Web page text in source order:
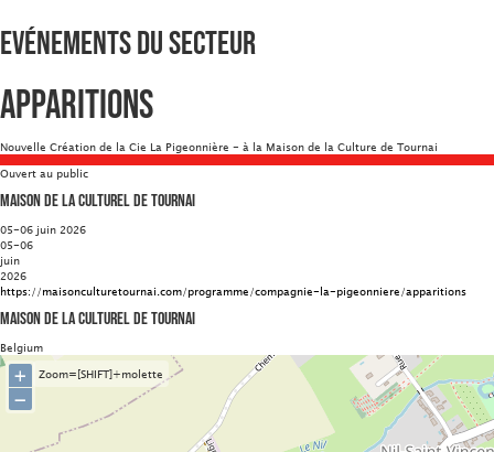
Evénements du secteur
Apparitions
Nouvelle Création de la Cie La Pigeonnière - à la Maison de la Culture de Tournai
Ouvert au public
Maison de la Culturel de Tournai
05-06 juin 2026
05-06
juin
2026
https://maisonculturetournai.com/programme/compagnie-la-pigeonniere/apparitions
Maison de la Culturel de Tournai
Belgium
Zoom=[SHIFT]+molette
+
−